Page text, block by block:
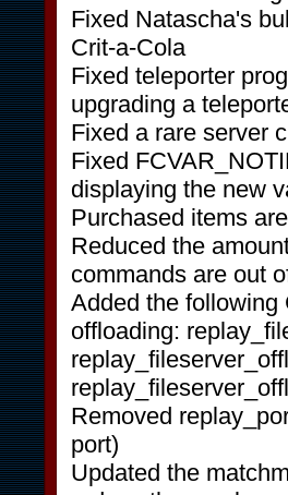
Fixed Natascha's
Crit-a-Cola
Fixed teleporter
upgrading a
Fixed a rare server
Fixed
displaying the new
Purchased items
Reduced the
commands are out
Added the following
offloading:
Removed
port)
Updated the